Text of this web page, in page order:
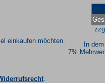
In
7%
einkaufen möchten.
.